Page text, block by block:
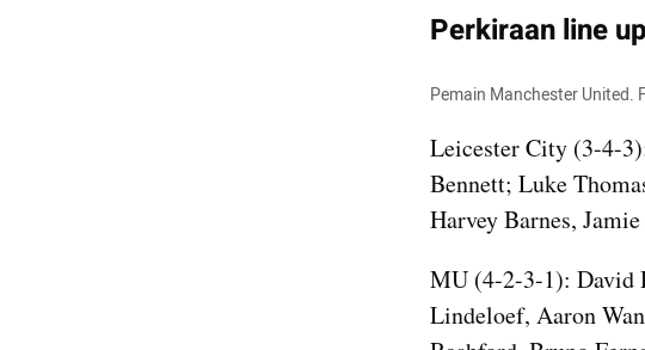
Perkiraan line up
Pemain Manchester United.
Leicester City (3-4-
Bennett; Luke
Harvey Barnes,
MU (4-2-3-1): David
Lindeloef, Aaron